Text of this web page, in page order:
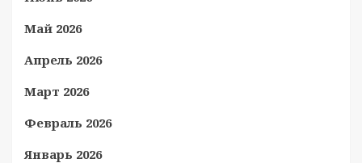
Май 2026
Апрель 2026
Март 2026
Февраль 2026
Январь 2026